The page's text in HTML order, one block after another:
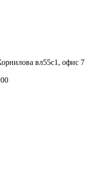
вл55с1, офис 7